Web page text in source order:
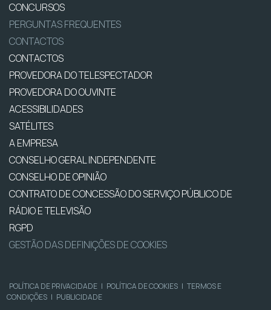
CONCURSOS
PERGUNTAS FREQUENTES
CONTACTOS
CONTACTOS
PROVEDORA DO TELESPECTADOR
PROVEDORA DO OUVINTE
ACESSIBILIDADES
SATÉLITES
A EMPRESA
CONSELHO GERAL INDEPENDENTE
CONSELHO DE OPINIÃO
CONTRATO DE CONCESSÃO DO SERVIÇO PÚBLICO DE
RÁDIO E TELEVISÃO
RGPD
GESTÃO DAS DEFINIÇÕES DE COOKIES
POLÍTICA DE PRIVACIDADE | POLÍTICA DE COOKIES | TERMOS E
CONDIÇÕES | PUBLICIDADE